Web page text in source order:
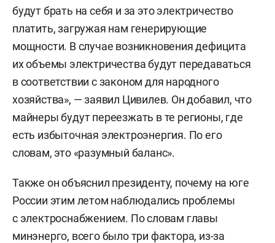
будут брать на себя и за это электричество
платить, загружая нам генерирующие
мощности. В случае возникновения дефицита
их объемы электричества будут передаваться
в соответствии с законом для народного
хозяйства», — заявил Цивилев. Он добавил, что
майнеры будут переезжать в те регионы, где
есть избыточная электроэнергия. По его
словам, это «разумный баланс».
Также он объяснил президенту, почему на юге
России этим летом наблюдались проблемы
с электроснабжением. По словам главы
минэнерго, всего было три фактора, из-за